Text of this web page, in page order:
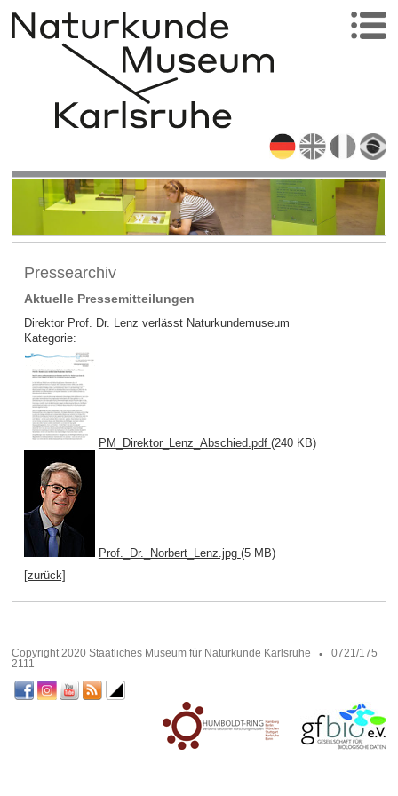
Pressearchiv
Aktuelle Pressemitteilungen
Direktor Prof. Dr. Lenz verlässt Naturkundemuseum
Kategorie:
PM_Direktor_Lenz_Abschied.pdf (240 KB)
Prof._Dr._Norbert_Lenz.jpg (5 MB)
[zurück]
Copyright 2020 Staatliches Museum für Naturkunde Karlsruhe
0721/175
2111